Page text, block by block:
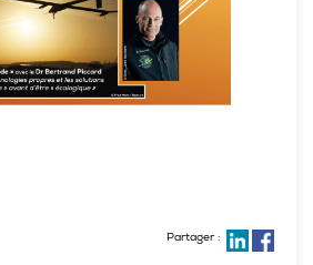
Partager :